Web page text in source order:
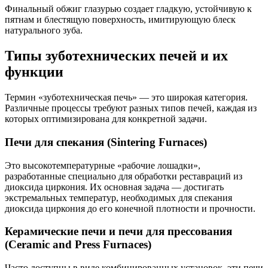
Финальный обжиг глазурью создает гладкую, устойчивую к
пятнам и блестящую поверхность, имитирующую блеск
натурального зуба.
Типы зуботехнических печей и их
функции
Термин «зуботехническая печь» — это широкая категория.
Различные процессы требуют разных типов печей, каждая из
которых оптимизирована для конкретной задачи.
Печи для спекания (Sintering Furnaces)
Это высокотемпературные «рабочие лошадки»,
разработанные специально для обработки реставраций из
диоксида циркония. Их основная задача — достигать
экстремальных температур, необходимых для спекания
диоксида циркония до его конечной плотности и прочности.
Керамические печи и печи для прессования
(Ceramic and Press Furnaces)